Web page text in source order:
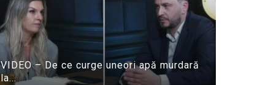
VIDEO – De ce curge uneori apă murdară
la...